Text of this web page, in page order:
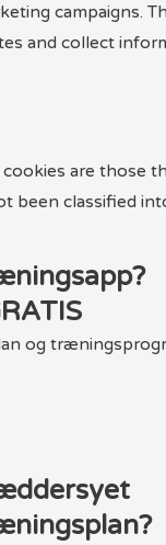
campaigns.
and collect
are those
been classified
og